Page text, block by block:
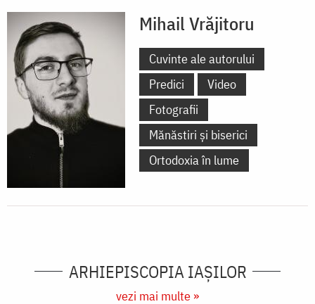
Mihail Vrăjitoru
Cuvinte ale autorului
Predici
Video
Fotografii
Mănăstiri și biserici
Ortodoxia în lume
ARHIEPISCOPIA IAŞILOR
vezi mai multe »